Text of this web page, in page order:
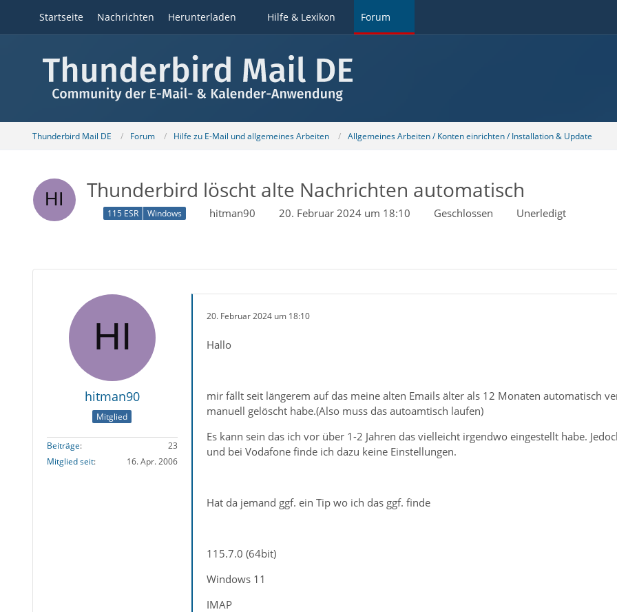
Startseite Nachrichten Herunterladen Hilfe & Lexikon Forum
Thunderbird Mail DE Forum Hilfe zu E-Mail und allgemeines Arbeiten Allgemeines Arbeiten / Konten einrichten / Installation & Update
Thunderbird löscht alte Nachrichten automatisch
115 ESR Windows hitman90 20. Februar 2024 um 18:10 Geschlossen Unerledigt
hitman90
Mitglied
Beiträge
23
Mitglied seit
16. Apr. 2006
20. Februar 2024 um 18:10
Hallo
mir fällt seit längerem auf das meine alten Emails älter als 12 Monaten automatisch
manuell gelöscht habe.(Also muss das autoamtisch laufen)
Es kann sein das ich vor über 1-2 Jahren das vielleicht irgendwo eingestellt habe.
und bei Vodafone finde ich dazu keine Einstellungen.
Hat da jemand ggf. ein Tip wo ich das ggf. finde
115.7.0 (64bit)
Windows 11
IMAP